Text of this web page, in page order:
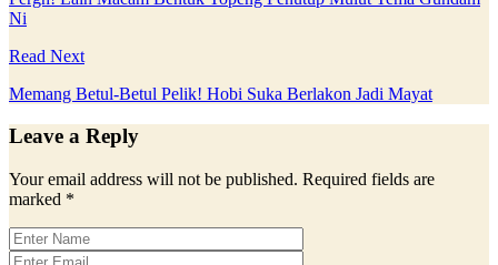
Ni
Read Next
Memang Betul-Betul Pelik! Hobi Suka Berlakon Jadi Mayat
Leave a Reply
Your email address will not be published. Required fields are
marked *